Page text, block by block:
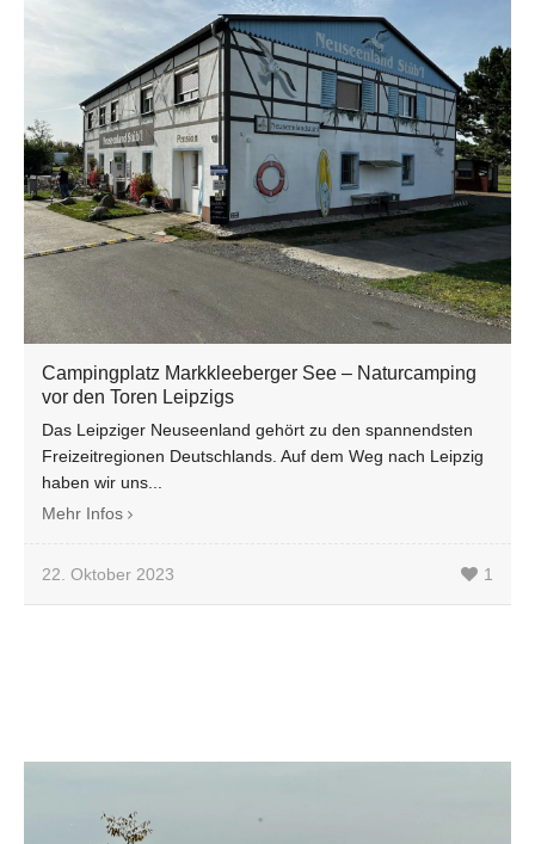
Campingplatz Markkleeberger See – Naturcamping
vor den Toren Leipzigs
Das Leipziger Neuseenland gehört zu den spannendsten
Freizeitregionen Deutschlands. Auf dem Weg nach Leipzig
haben wir uns...
Mehr Infos
22. Oktober 2023 1